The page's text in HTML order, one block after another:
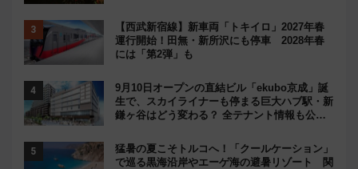
【西武新宿線】新車両「トキイロ」2027年春
運行開始！田無・新所沢にも停車 2028年春
には「第2弾」も
9月10日オープンの直結ビル「ekubo京成」誕
生で、スカイライナーも停まる巨大ハブ駅・新
鎌ヶ谷はどう変わる？ 全テナント情報も公
猛暑の夏こそトルコへ！「クールケーション」
で巡る黒海沿岸やエーゲ海の避暑リゾート 関